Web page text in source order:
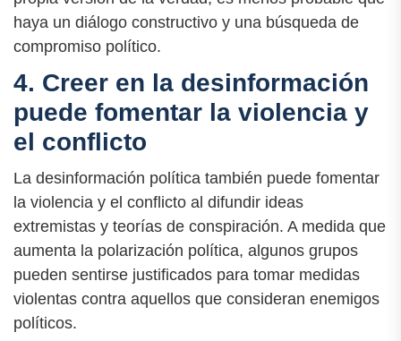
haya un diálogo constructivo y una búsqueda de
compromiso político.
4. Creer en la desinformación
puede fomentar la violencia y
el conflicto
La desinformación política también puede fomentar
la violencia y el conflicto al difundir ideas
extremistas y teorías de conspiración. A medida que
aumenta la polarización política, algunos grupos
pueden sentirse justificados para tomar medidas
violentas contra aquellos que consideran enemigos
políticos.